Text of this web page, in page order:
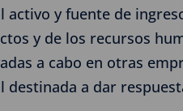
y fuente de
y de los recursos
a cabo en otras
destinada a dar